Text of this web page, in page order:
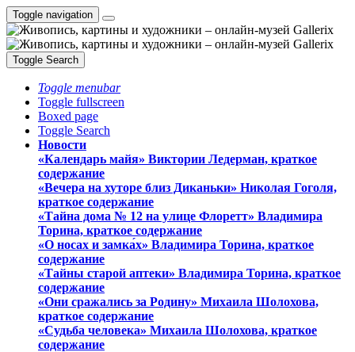
Toggle navigation
Toggle Search
Toggle menubar
Toggle fullscreen
Boxed page
Toggle Search
Новости
«Календарь майя» Виктории Ледерман, краткое
содержание
«Вечера на хуторе близ Диканьки» Николая Гоголя,
краткое содержание
«Тайна дома № 12 на улице Флоретт» Владимира
Торина, краткое содержание
«О носах и замка́х» Владимира Торина, краткое
содержание
«Тайны старой аптеки» Владимира Торина, краткое
содержание
«Они сражались за Родину» Михаила Шолохова,
краткое содержание
«Судьба человека» Михаила Шолохова, краткое
содержание